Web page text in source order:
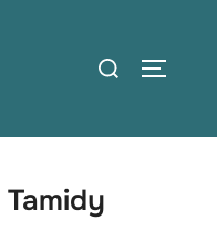
Suchen
Tamidy